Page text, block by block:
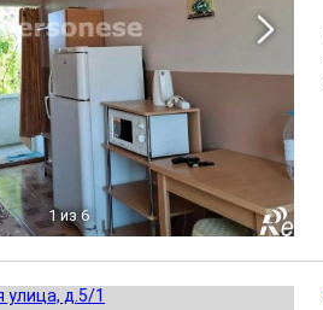
1 из 6